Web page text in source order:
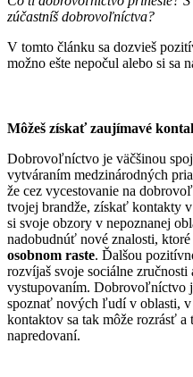
zúčastníš dobrovoľníctva?
V tomto článku sa dozvieš
možno ešte nepočul alebo si sa
Môžeš získať zaujímavé
Dobrovoľníctvo je väčšinou
vytváraním medzinárodných
že cez vycestovanie na
tvojej brandže, získať kontakty
si svoje obzory v nepoznanej
nadobudnúť nové znalosti,
osobnom raste. Ďalšou
rozvíjaš svoje sociálne zručnosti
vystupovaním. Dobrovoľníctvo
spoznať nových ľudí v oblasti,
kontaktov sa tak môže rozrásť
napredovaní.